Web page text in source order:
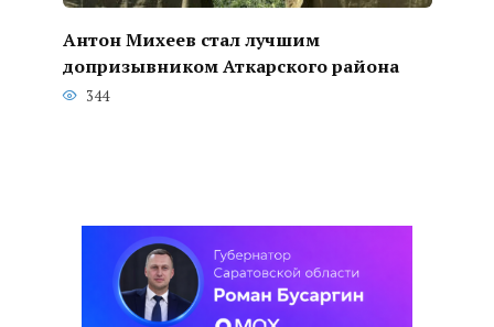
Антон Михеев стал лучшим
допризывником Аткарского района
344